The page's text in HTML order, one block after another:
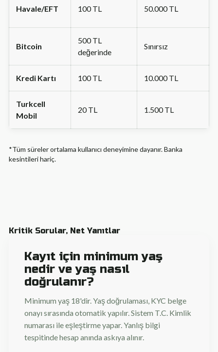
Havale/EFT 100 TL 50.000 TL
Bitcoin
500 TL
değerinde
Sınırsız
Kredi Kartı 100 TL 10.000 TL
Turkcell
Mobil
20 TL 1.500 TL
*Tüm süreler ortalama kullanıcı deneyimine dayanır. Banka
kesintileri hariç.
Kritik Sorular, Net Yanıtlar
Kayıt için minimum yaş
nedir ve yaş nasıl
doğrulanır?
Minimum yaş 18'dir. Yaş doğrulaması, KYC belge
onayı sırasında otomatik yapılır. Sistem T.C. Kimlik
numarası ile eşleştirme yapar. Yanlış bilgi
tespitinde hesap anında askıya alınır.